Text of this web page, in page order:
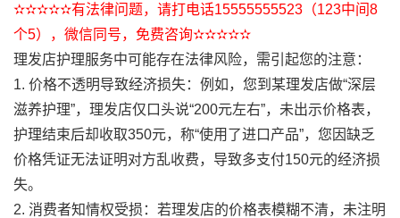
✫✫✫✫✫有法律问题，请打电话15555555523（123中间8
个5），微信同号，免费咨询✫✫✫✫✫
理发店护理服务中可能存在法律风险，需引起您的注意：
1. 价格不透明导致经济损失：例如，您到某理发店做“深层
滋养护理”，理发店仅口头说“200元左右”，未出示价格表，
护理结束后却收取350元，称“使用了进口产品”，您因缺乏
价格凭证无法证明对方乱收费，导致多支付150元的经济损
失。
2. 消费者知情权受损：若理发店的价格表模糊不清，未注明